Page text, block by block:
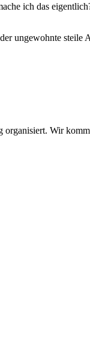
ich das
ungewohnte steile
organisiert. Wir